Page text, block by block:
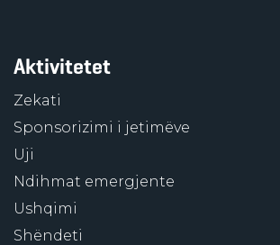
Aktivitetet
Zekati
Sponsorizimi i jetimëve
Uji
Ndihmat emergjente
Ushqimi
Shëndeti